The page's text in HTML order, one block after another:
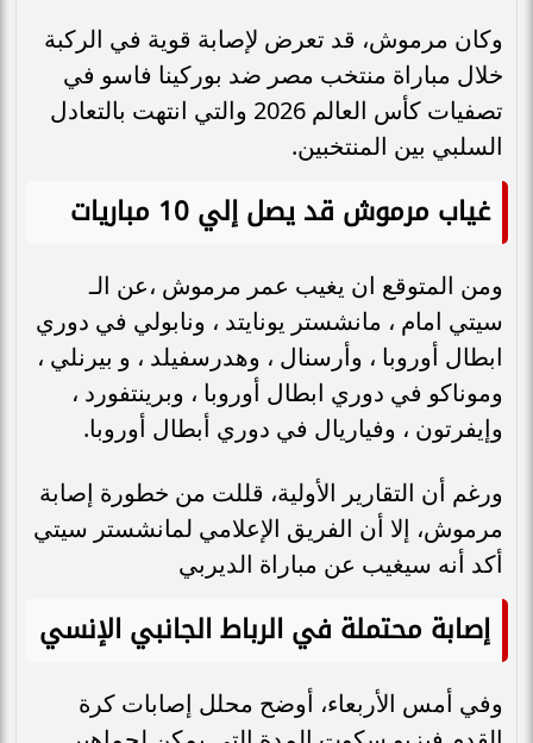
وكان مرموش، قد تعرض لإصابة قوية في الركبة
خلال مباراة منتخب مصر ضد بوركينا فاسو في
تصفيات كأس العالم 2026 والتي انتهت بالتعادل
السلبي بين المنتخبين.
غياب مرموش قد يصل إلي 10 مباريات
ومن المتوقع ان يغيب عمر مرموش ،عن الـ
سيتي امام ، مانشستر يونايتد ، ونابولي في دوري
ابطال أوروبا ، وأرسنال ، وهدرسفيلد ، و بيرنلي ،
وموناكو في دوري ابطال أوروبا ، وبرينتفورد ،
وإيفرتون ، وفياريال في دوري أبطال أوروبا.
ورغم أن التقارير الأولية، قللت من خطورة إصابة
مرموش، إلا أن الفريق الإعلامي لمانشستر سيتي
أكد أنه سيغيب عن مباراة الديربي
إصابة محتملة في الرباط الجانبي الإنسي
وفي أمس الأربعاء، أوضح محلل إصابات كرة